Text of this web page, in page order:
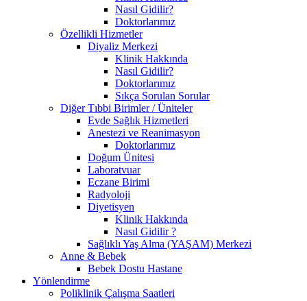
Nasıl Gidilir?
Doktorlarımız
Özellikli Hizmetler
Diyaliz Merkezi
Klinik Hakkında
Nasıl Gidilir?
Doktorlarımız
Sıkça Sorulan Sorular
Diğer Tıbbi Birimler / Üniteler
Evde Sağlık Hizmetleri
Anestezi ve Reanimasyon
Doktorlarımız
Doğum Ünitesi
Laboratvuar
Eczane Birimi
Radyoloji
Diyetisyen
Klinik Hakkında
Nasıl Gidilir ?
Sağlıklı Yaş Alma (YAŞAM) Merkezi
Anne & Bebek
Bebek Dostu Hastane
Yönlendirme
Poliklinik Çalışma Saatleri